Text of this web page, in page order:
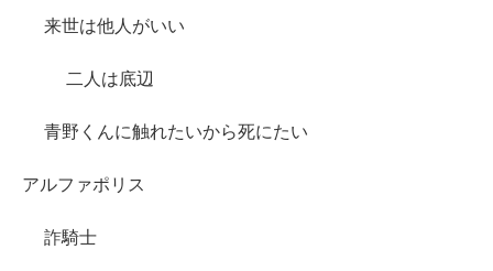
来世は他人がいい
二人は底辺
青野くんに触れたいから死にたい
アルファポリス
詐騎士